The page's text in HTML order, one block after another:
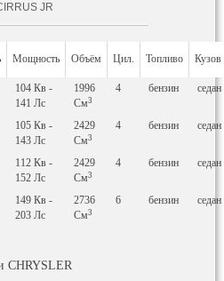
JR
Мощность Объём Цил. Топливо Кузов
104 Кв -
141 Лс
1996
См3
4 бензин седан
105 Кв -
143 Лс
2429
См3
4 бензин седан
112 Кв -
152 Лс
2429
См3
4 бензин седан
149 Кв -
203 Лс
2736
См3
6 бензин седан
CHRYSLER